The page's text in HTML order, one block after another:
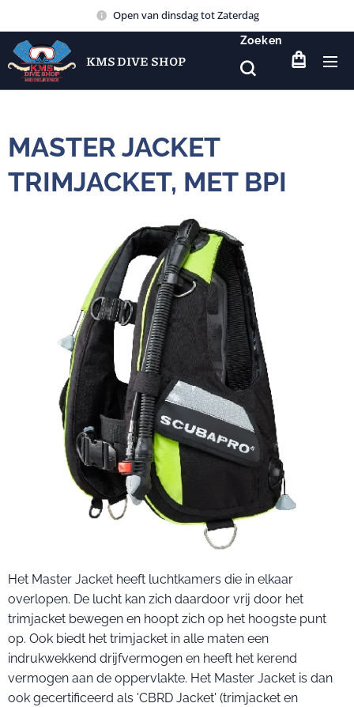
Open van dinsdag tot Zaterdag
KMS DIVE SHOP
Zoeken
MASTER JACKET
TRIMJACKET, MET BPI
Het Master Jacket heeft luchtkamers die in elkaar
overlopen. De lucht kan zich daardoor vrij door het
trimjacket bewegen en hoopt zich op het hoogste punt
op. Ook biedt het trimjacket in alle maten een
indrukwekkend drijfvermogen en heeft het kerend
vermogen aan de oppervlakte. Het Master Jacket is dan
ook gecertificeerd als 'CBRD Jacket' (trimjacket en